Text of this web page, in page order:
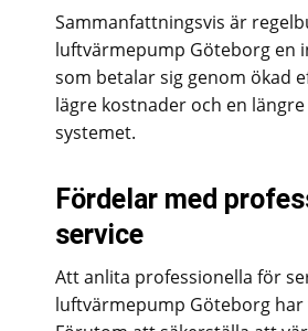
Sammanfattningsvis är
luftvärmepump Göteborg en
som betalar sig genom ökad
lägre kostnader och en
systemet.
Fördelar med
service
Att anlita professionella för
luftvärmepump Göteborg